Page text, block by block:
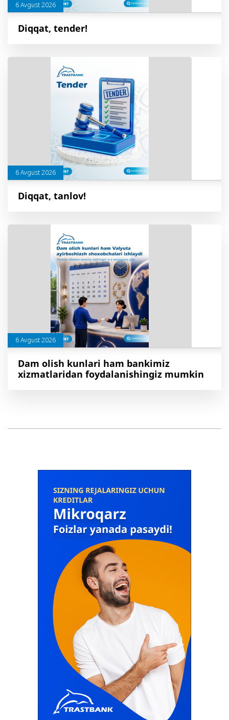
6 Avgust 2026
Diqqat, tender!
6 Avgust 2026
Diqqat, tanlov!
6 Avgust 2026
Dam olish kunlari ham bankimiz
xizmatlaridan foydalanishingiz mumkin